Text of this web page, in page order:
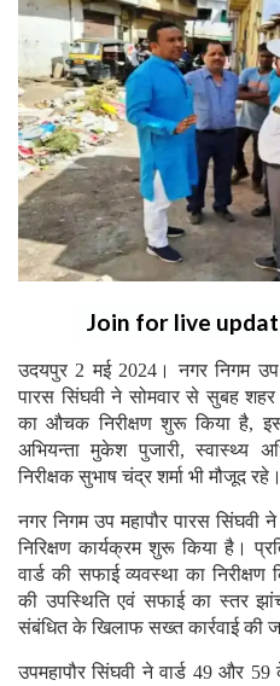
Join for live
उदयपुर 2 मई 2024। नगर निगम उप
पारस सिंघवी ने सोमवार से सुबह शहर
का औचक निरीक्षण शुरू किया है,
अभियन्ता मुकेश पुजारी, स्वास्थ्य
निरीक्षक सुभाष चंद्र शर्मा भी मौजूद रहे।
नगर निगम उप महापौर पारस
निरिक्षण कार्यक्रम शुरू किया है।
वार्ड की सफाई व्यवस्था का निरीक्षण
की उपस्थिति एवं सफाई का स्तर
संबंधित के खिलाफ सख्त कार्रवाई की
उपमहापौर सिंघवी ने वार्ड 49 और 59